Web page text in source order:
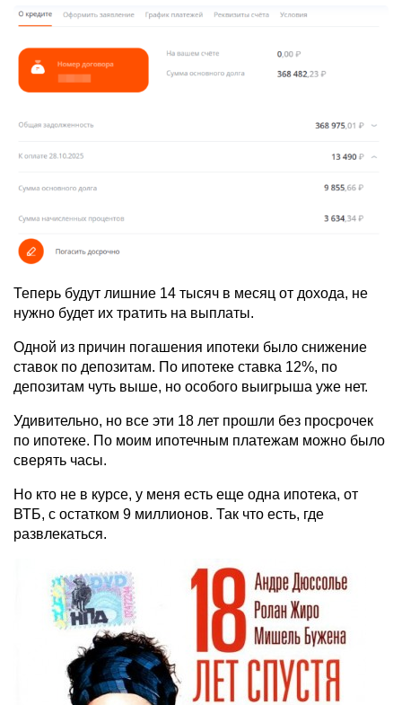
Теперь будут лишние 14 тысяч в месяц от дохода, не
нужно будет их тратить на выплаты.
Одной из причин погашения ипотеки было снижение
ставок по депозитам. По ипотеке ставка 12%, по
депозитам чуть выше, но особого выигрыша уже нет.
Удивительно, но все эти 18 лет прошли без просрочек
по ипотеке. По моим ипотечным платежам можно было
сверять часы.
Но кто не в курсе, у меня есть еще одна ипотека, от
ВТБ, с остатком 9 миллионов. Так что есть, где
развлекаться.